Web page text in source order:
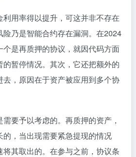
利用率得以提升，可这并非不存在
乃是智能合约存在漏洞。在2024
是再质押的协议，就因代码方面
的暂停情况。其次，它还把额外的
，原因在于资产被应用到多个协
要予以考虑的。再质押的资产，
，当出现需要紧急提现的情况
将其取出的。在参与之前，协议条